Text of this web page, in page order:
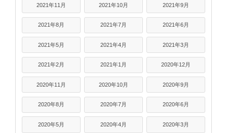
2021年11月 2021年10月 2021年9月
2021年8月 2021年7月 2021年6月
2021年5月 2021年4月 2021年3月
2021年2月 2021年1月 2020年12月
2020年11月 2020年10月 2020年9月
2020年8月 2020年7月 2020年6月
2020年5月 2020年4月 2020年3月